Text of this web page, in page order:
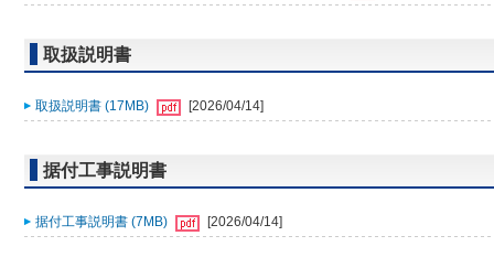
取扱説明書
取扱説明書 (17MB) [2026/04/14]
据付工事説明書
据付工事説明書 (7MB) [2026/04/14]